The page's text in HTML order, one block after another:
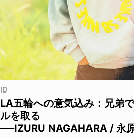
ID
LA五輪への意気込み：兄弟
ルを取る
──IZURU NAGAHARA / 永